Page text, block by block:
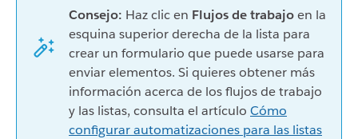
Consejo: Haz clic en Flujos de trabajoen la
esquina superior derecha de la lista para
crear un formulario que puede usarse para
enviar elementos. Si quieres obtener más
información acerca de los flujos de trabajo
y las listas, consulta el artículo Cómo
configurar automatizaciones para las listas